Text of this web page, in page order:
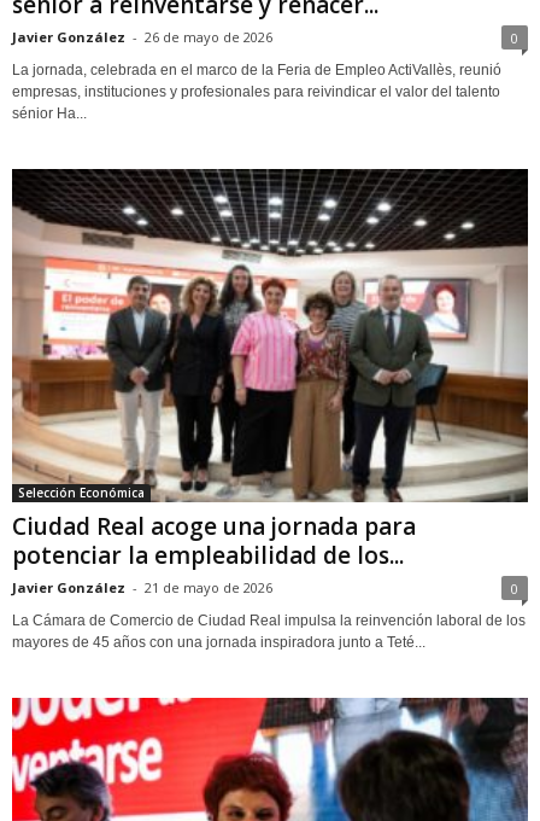
Javier González - 26 de mayo de 2026 0
La jornada, celebrada en el marco de la Feria de Empleo ActiVallès, reunió
empresas, instituciones y profesionales para reivindicar el valor del talento
sénior Ha...
Selección Económica
Ciudad Real acoge una jornada para
potenciar la empleabilidad de los...
Javier González - 21 de mayo de 2026 0
La Cámara de Comercio de Ciudad Real impulsa la reinvención laboral de los
mayores de 45 años con una jornada inspiradora junto a Teté...